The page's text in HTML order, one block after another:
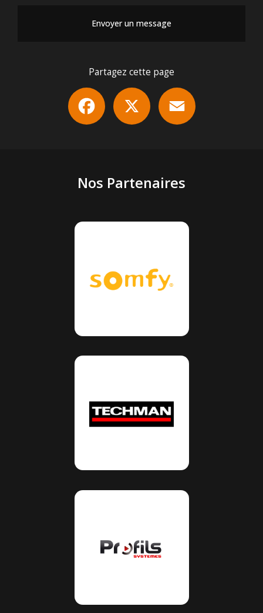
Envoyer un message
Partagez cette page
Facebook
Nos Partenaires